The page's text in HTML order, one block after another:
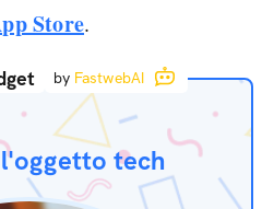
Store.
by FastwebAI
tech